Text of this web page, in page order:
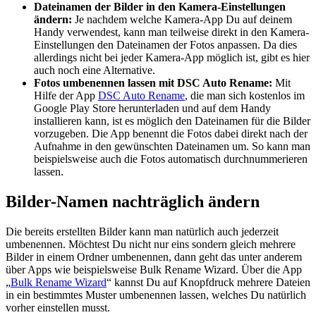
Dateinamen der Bilder in den Kamera-Einstellungen
ändern: Je nachdem welche Kamera-App Du auf deinem
Handy verwendest, kann man teilweise direkt in den Kamera-
Einstellungen den Dateinamen der Fotos anpassen. Da dies
allerdings nicht bei jeder Kamera-App möglich ist, gibt es hier
auch noch eine Alternative.
Fotos umbenennen lassen mit DSC Auto Rename: Mit
Hilfe der App DSC Auto Rename, die man sich kostenlos im
Google Play Store herunterladen und auf dem Handy
installieren kann, ist es möglich den Dateinamen für die Bilder
vorzugeben. Die App benennt die Fotos dabei direkt nach der
Aufnahme in den gewünschten Dateinamen um. So kann man
beispielsweise auch die Fotos automatisch durchnummerieren
lassen.
Bilder-Namen nachträglich ändern
Die bereits erstellten Bilder kann man natürlich auch jederzeit
umbenennen. Möchtest Du nicht nur eins sondern gleich mehrere
Bilder in einem Ordner umbenennen, dann geht das unter anderem
über Apps wie beispielsweise Bulk Rename Wizard. Über die App
„Bulk Rename Wizard“ kannst Du auf Knopfdruck mehrere Dateien
in ein bestimmtes Muster umbenennen lassen, welches Du natürlich
vorher einstellen musst.